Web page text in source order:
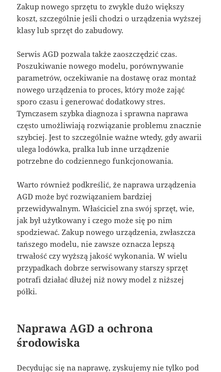
Zakup nowego sprzętu to zwykle dużo większy
koszt, szczególnie jeśli chodzi o urządzenia wyższej
klasy lub sprzęt do zabudowy.
Serwis AGD pozwala także zaoszczędzić czas.
Poszukiwanie nowego modelu, porównywanie
parametrów, oczekiwanie na dostawę oraz montaż
nowego urządzenia to proces, który może zająć
sporo czasu i generować dodatkowy stres.
Tymczasem szybka diagnoza i sprawna naprawa
często umożliwiają rozwiązanie problemu znacznie
szybciej. Jest to szczególnie ważne wtedy, gdy awarii
ulega lodówka, pralka lub inne urządzenie
potrzebne do codziennego funkcjonowania.
Warto również podkreślić, że naprawa urządzenia
AGD może być rozwiązaniem bardziej
przewidywalnym. Właściciel zna swój sprzęt, wie,
jak był użytkowany i czego może się po nim
spodziewać. Zakup nowego urządzenia, zwłaszcza
tańszego modelu, nie zawsze oznacza lepszą
trwałość czy wyższą jakość wykonania. W wielu
przypadkach dobrze serwisowany starszy sprzęt
potrafi działać dłużej niż nowy model z niższej
półki.
Naprawa AGD a ochrona
środowiska
Decydując się na naprawę, zyskujemy nie tylko pod